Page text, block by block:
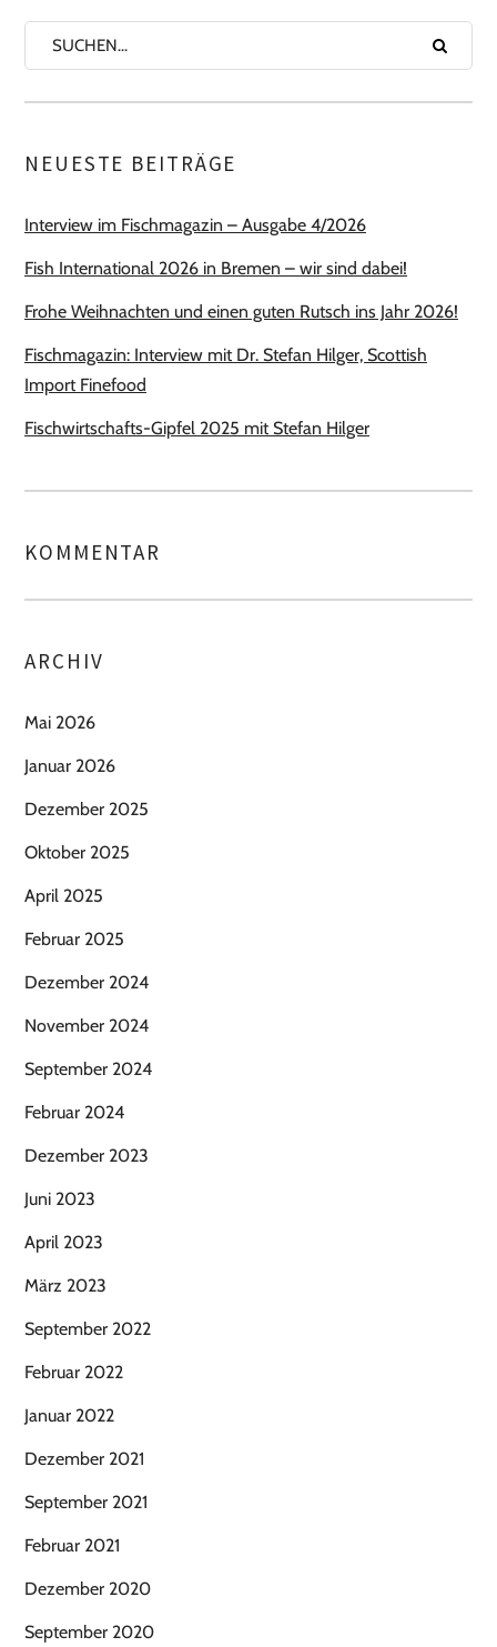
NEUESTE BEITRÄGE
Interview im Fischmagazin – Ausgabe 4/2026
Fish International 2026 in Bremen – wir sind dabei!
Frohe Weihnachten und einen guten Rutsch ins Jahr 2026!
Fischmagazin: Interview mit Dr. Stefan Hilger, Scottish
Import Finefood
Fischwirtschafts-Gipfel 2025 mit Stefan Hilger
KOMMENTAR
ARCHIV
Mai 2026
Januar 2026
Dezember 2025
Oktober 2025
April 2025
Februar 2025
Dezember 2024
November 2024
September 2024
Februar 2024
Dezember 2023
Juni 2023
April 2023
März 2023
September 2022
Februar 2022
Januar 2022
Dezember 2021
September 2021
Februar 2021
Dezember 2020
September 2020